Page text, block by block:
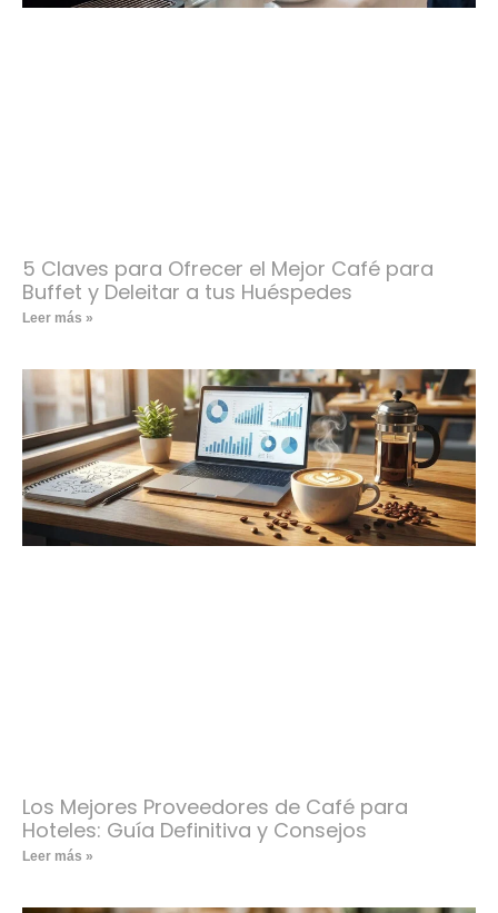
5 Claves para Ofrecer el Mejor Café para
Buffet y Deleitar a tus Huéspedes
Leer más »
Los Mejores Proveedores de Café para
Hoteles: Guía Definitiva y Consejos
Leer más »